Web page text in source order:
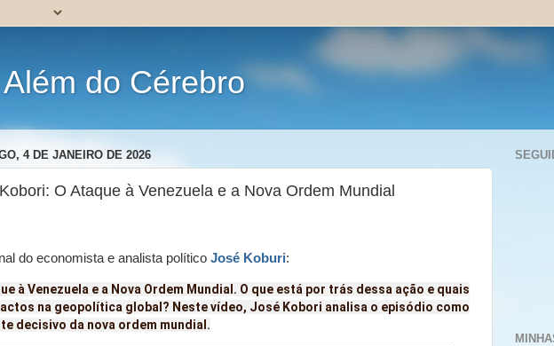
do Cérebro
4 DE JANEIRO DE 2026
O Ataque à Venezuela e a Nova Ordem Mundial
do economista e analista político José Koburi:
à Venezuela e a Nova Ordem Mundial. O que está por trás dessa ação e quais
na geopolítica global? Neste vídeo, José Kobori analisa o episódio como
decisivo da nova ordem mundial.